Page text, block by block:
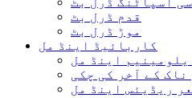
قدم ڈرل بٹ
موڑ ڈرل بٹ
کاربائیڈ اینڈ مل
اینڈ مل
ناک کے آخر کی چکی
ریڈیئس اینڈ مل